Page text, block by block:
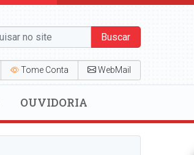
Buscar
Tome Conta WebMail
OUVIDORIA